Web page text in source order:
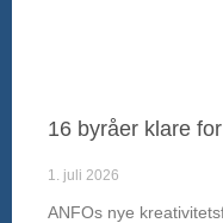
16 byråer klare
1. juli 2026
ANFOs nye